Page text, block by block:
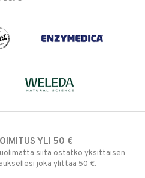
YLI 50 €
siitä ostatko yksittäisen
joka ylittää 50 €.